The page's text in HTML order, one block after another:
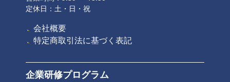
定休日：土・日・祝
会社概要
特定商取引法に基づく表記
企業研修プログラム